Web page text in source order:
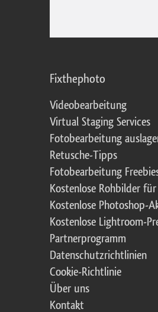
Fixthephoto
Videobearbeitung
Virtual Staging Services
Fotobearbeitung
Retusche-Tipps
Fotobearbeitung
Kostenlose Rohbilder
Kostenlose Photoshop-
Kostenlose Lightroom-
Partnerprogramm
Datenschutzrichtlinien
Cookie-Richtlinie
Über uns
Kontakt